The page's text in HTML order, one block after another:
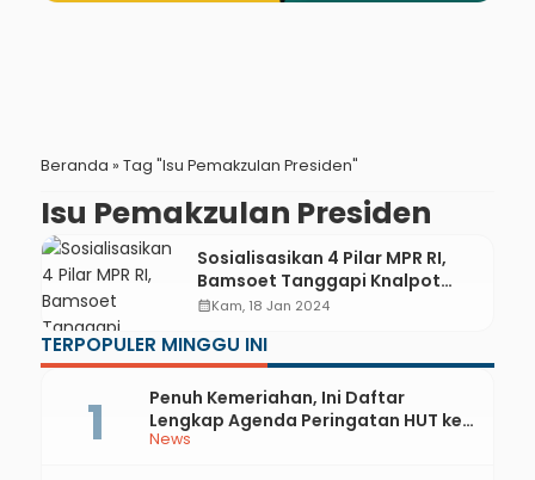
Beranda » Tag "Isu Pemakzulan Presiden"
Isu Pemakzulan Presiden
Sosialisasikan 4 Pilar MPR RI,
Bamsoet Tanggapi Knalpot
Brong dan Isu Pemakzulan
calendar_monthKam, 18 Jan 2024
TERPOPULER MINGGU INI
News
Penuh Kemeriahan, Ini Daftar
Lengkap Agenda Peringatan HUT ke-
81 RI dan Hari Jadi ke-397 Kabupaten